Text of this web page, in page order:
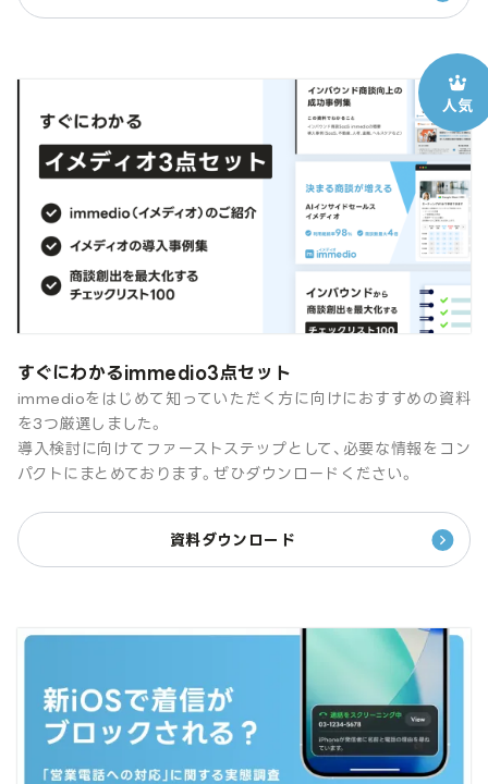
すぐにわかるimmedio3点セット
immedioをはじめて知っていただく方に向けにおすすめの資料
を3つ厳選しました。
導入検討に向けてファーストステップとして、必要な情報をコン
パクトにまとめております。ぜひダウンロードください。
資料ダウンロード